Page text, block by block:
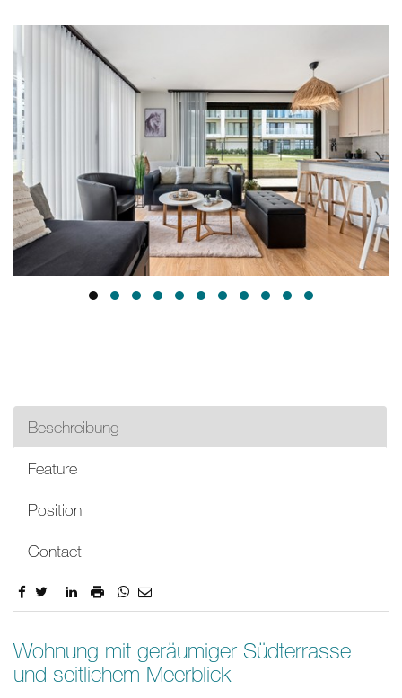
Beschreibung
Feature
Position
Contact
Beschreibung
Wohnung mit geräumiger Südterrasse
und seitlichem Meerblick